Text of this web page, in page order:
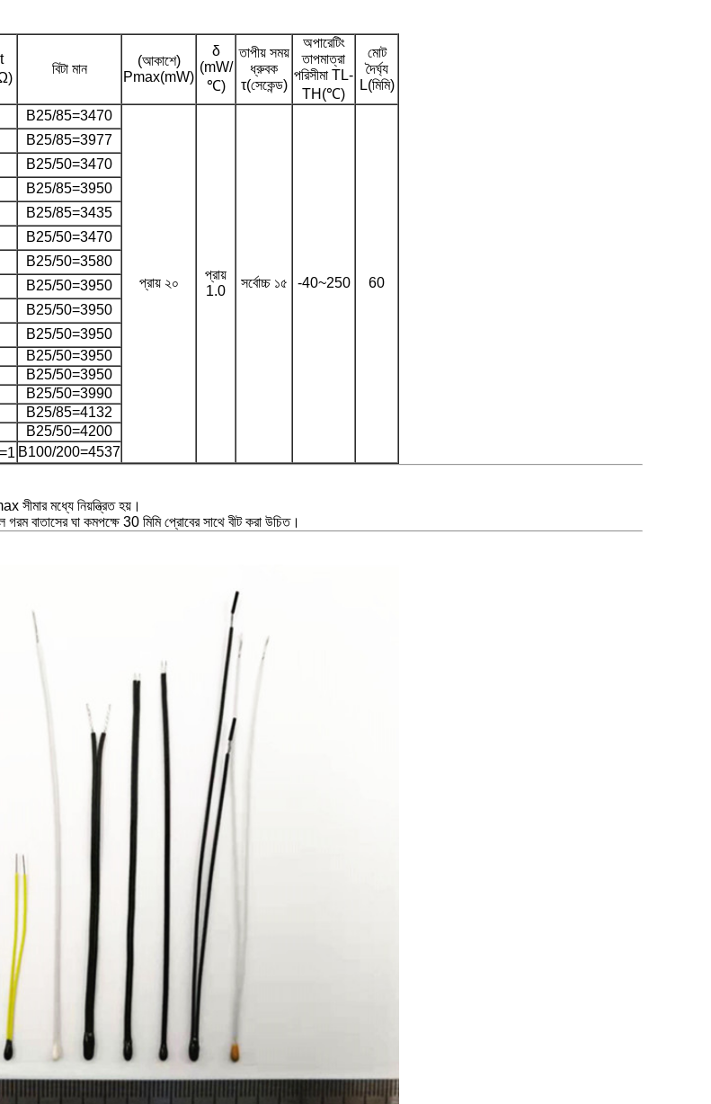
বিটা মান
(আকাশে)
Pmax(mW)
δ
(mW/
℃)
তাপীয় সময়
ধ্রুবক
τ(সেকেন্ড)
অপারেটিং
তাপমাত্রা
পরিসীমা TL-
TH(℃)
মোট
দৈর্ঘ্য
L(মিমি)
B25/85=3470
প্রায় ২০
প্রায়
1.0
সর্বোচ্চ ১৫ -40~250 60
B25/85=3977
B25/50=3470
B25/85=3950
B25/85=3435
B25/50=3470
B25/50=3580
B25/50=3950
B25/50=3950
B25/50=3950
B25/50=3950
B25/50=3950
B25/50=3990
B25/85=4132
B25/50=4200
B100/200=4537
সীমার মধ্যে নিয়ন্ত্রিত হয়।
বাতাসের ঘা কমপক্ষে 30 মিমি প্রোবের সাথে বীট করা উচিত।